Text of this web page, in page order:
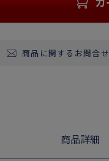
商品に関するお問合せ
商品詳細